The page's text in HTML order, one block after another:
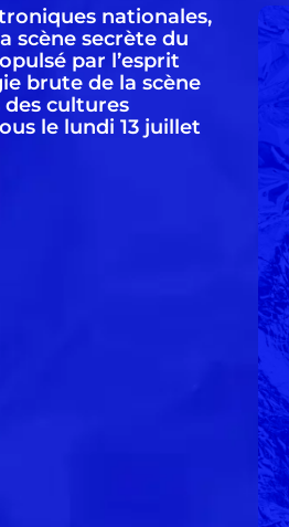
nationales,
scène secrète du
par l’esprit
brute de la scène
cultures
le lundi 13 juillet